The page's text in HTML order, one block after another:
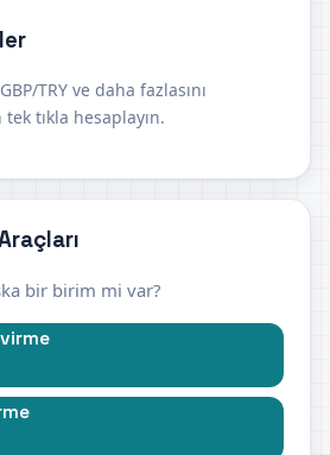
TRY ve daha fazlasını
tıkla hesaplayın.
bir birim mi var?